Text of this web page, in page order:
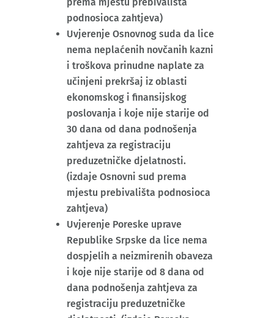
podnosioca zahtjeva)
Uvjerenje Osnovnog suda da lice
nema neplaćenih novčanih kazni
i troškova prinudne naplate za
učinjeni prekršaj iz oblasti
ekonomskog i finansijskog
poslovanja i koje nije starije od
30 dana od dana podnošenja
zahtjeva za registraciju
preduzetničke djelatnosti.
(izdaje Osnovni sud prema
mjestu prebivališta podnosioca
zahtjeva)
Uvjerenje Poreske uprave
Republike Srpske da lice nema
dospjelih a neizmirenih obaveza
i koje nije starije od 8 dana od
dana podnošenja zahtjeva za
registraciju preduzetničke